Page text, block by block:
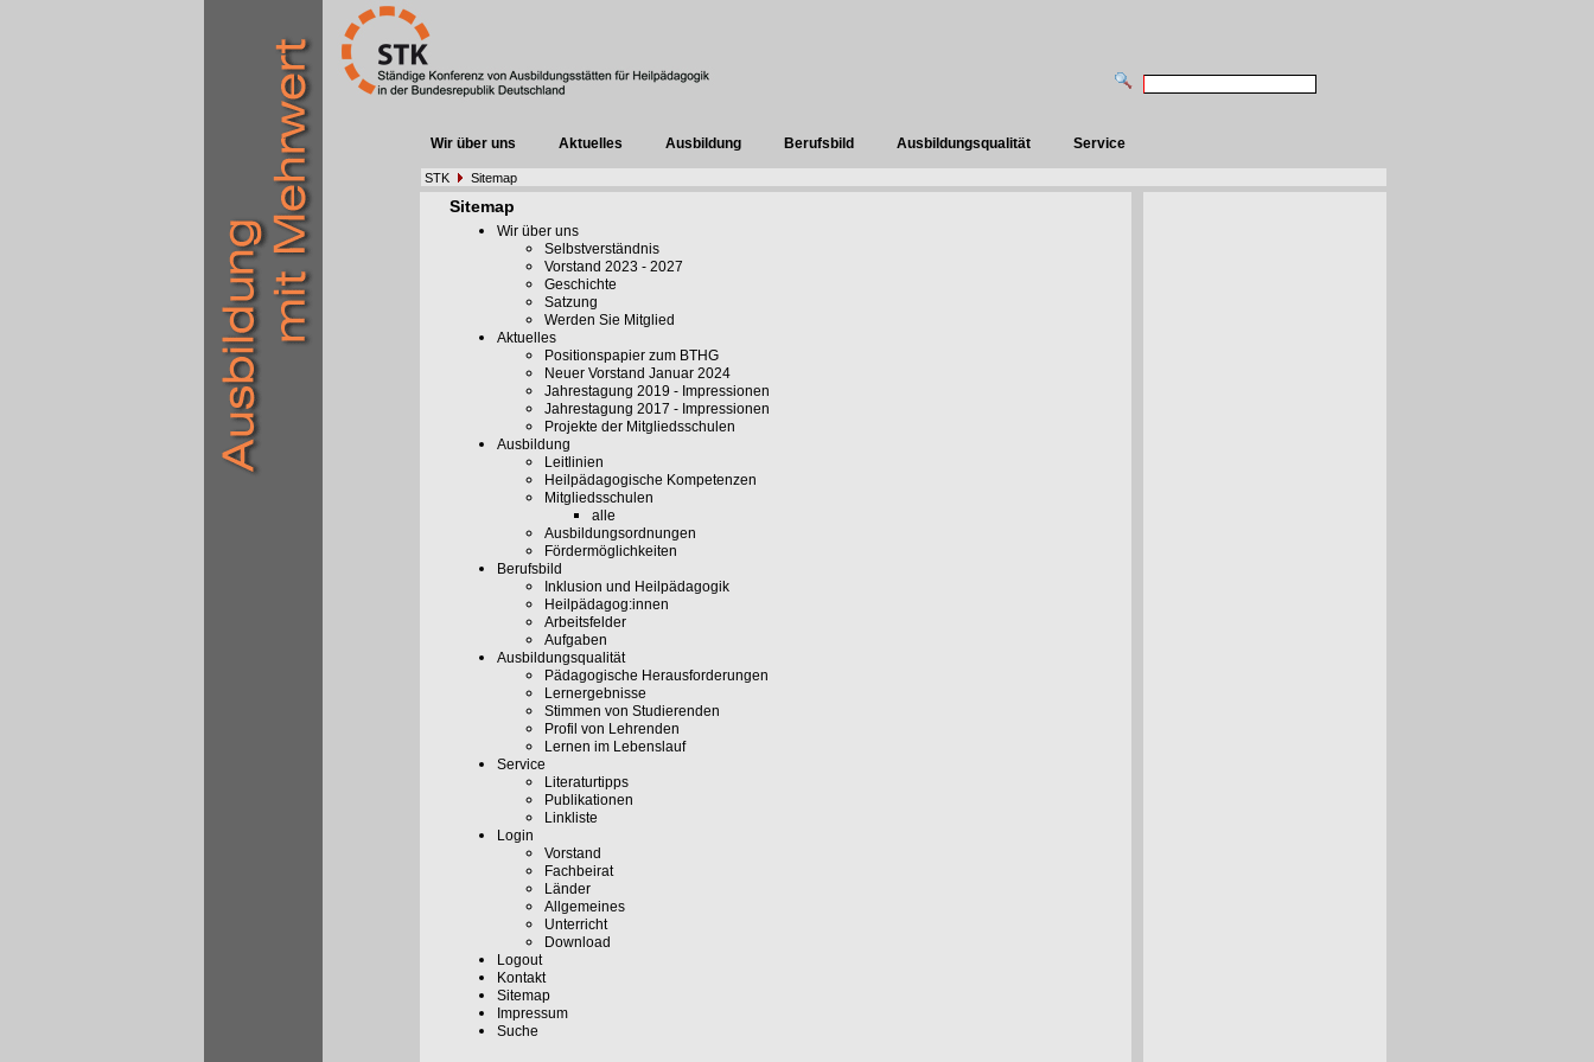
Wir über uns Aktuelles Ausbildung Berufsbild Ausbildungsqualität Service
STK Sitemap
Sitemap
Wir über uns
Selbstverständnis
Vorstand 2023 - 2027
Geschichte
Satzung
Werden Sie Mitglied
Aktuelles
Positionspapier zum BTHG
Neuer Vorstand Januar 2024
Jahrestagung 2019 - Impressionen
Jahrestagung 2017 - Impressionen
Projekte der Mitgliedsschulen
Ausbildung
Leitlinien
Heilpädagogische Kompetenzen
Mitgliedsschulen
alle
Ausbildungsordnungen
Fördermöglichkeiten
Berufsbild
Inklusion und Heilpädagogik
Heilpädagog:innen
Arbeitsfelder
Aufgaben
Ausbildungsqualität
Pädagogische Herausforderungen
Lernergebnisse
Stimmen von Studierenden
Profil von Lehrenden
Lernen im Lebenslauf
Service
Literaturtipps
Publikationen
Linkliste
Login
Vorstand
Fachbeirat
Länder
Allgemeines
Unterricht
Download
Logout
Kontakt
Sitemap
Impressum
Suche